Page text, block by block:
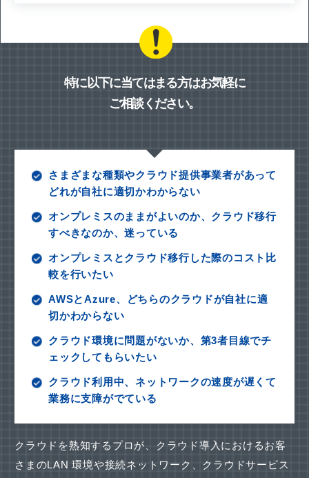
特に以下に当てはまる方はお気軽に
ご相談ください。
さまざまな種類やクラウド提供事業者があって
どれが自社に適切かわからない
オンプレミスのままがよいのか、クラウド移行
すべきなのか、迷っている
オンプレミスとクラウド移行した際のコスト比
較を行いたい
AWSとAzure、どちらのクラウドが自社に適
切かわからない
クラウド環境に問題がないか、第3者目線でチ
ェックしてもらいたい
クラウド利用中、ネットワークの速度が遅くて
業務に支障がでている
クラウドを熟知するプロが、クラウド導入におけるお客
さまのLAN 環境や接続ネットワーク、
クラウドサービス